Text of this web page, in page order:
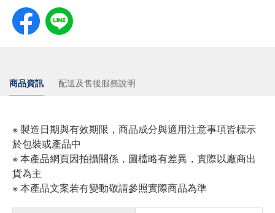
商品資訊 配送及售後服務說明
※ 製造日期與有效期限，商品成分與適用注意事項皆標示
於包裝或產品中
※ 本產品網頁因拍攝關係，圖檔略有差異，實際以廠商出
貨為主
※ 本產品文案若有變動敬請參照實際商品為準